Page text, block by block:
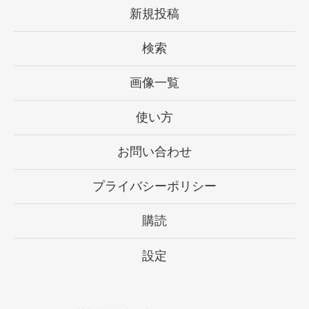
新規投稿
検索
画像一覧
使い方
お問い合わせ
プライバシーポリシー
購読
設定